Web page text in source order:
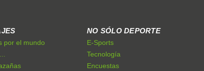
por el mundo
NO SÓLO DEPORTE
E-Sports
Tecnología
Encuestas